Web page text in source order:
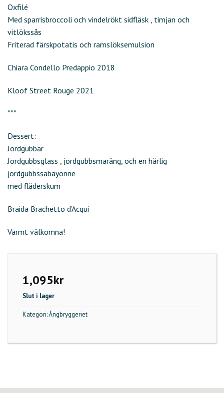
Oxfilé
Med sparrisbroccoli och vindelrökt sidfläsk , timjan och
vitlökssås
Friterad färskpotatis och ramslöksemulsion
Chiara Condello Predappio 2018
Kloof Street Rouge 2021
***
Dessert:
Jordgubbar
Jordgubbsglass , jordgubbsmaräng, och en härlig
jordgubbssabayonne
med fläderskum
Braida Brachetto d’Acqui
Varmt välkomna!
1,095kr
Slut i lager
Kategori:Ångbryggeriet